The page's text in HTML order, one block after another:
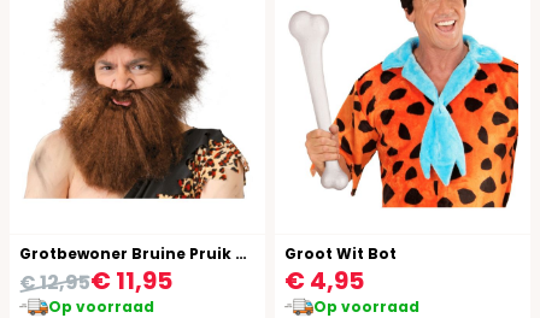
Grotbewoner Bruine Pruik met Baard
€ 11,95
€ 12,95
Op voorraad
Groot Wit Bot
€ 4,95
Op voorraad